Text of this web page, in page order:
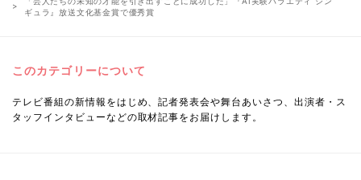
ギュラ』放送文化基金賞で優秀賞
このカテゴリーについて
テレビ番組の新情報をはじめ、記者発表会や舞台あいさつ、出演者・ス
タッフインタビューなどの取材記事をお届けします。